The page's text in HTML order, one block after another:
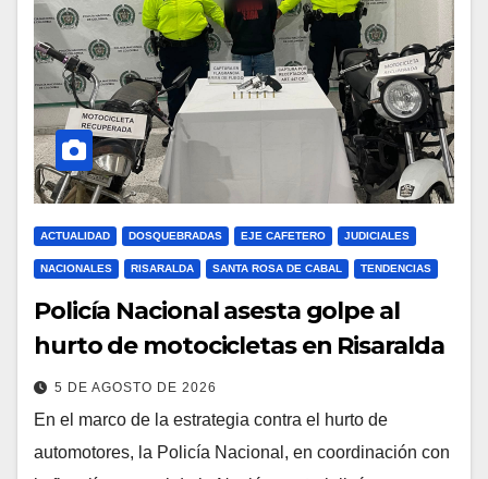
ACTUALIDAD DOSQUEBRADAS EJE CAFETERO JUDICIALES
NACIONALES RISARALDA SANTA ROSA DE CABAL TENDENCIAS
Policía Nacional asesta golpe al
hurto de motocicletas en Risaralda
5 DE AGOSTO DE 2026
En el marco de la estrategia contra el hurto de
automotores, la Policía Nacional, en coordinación con